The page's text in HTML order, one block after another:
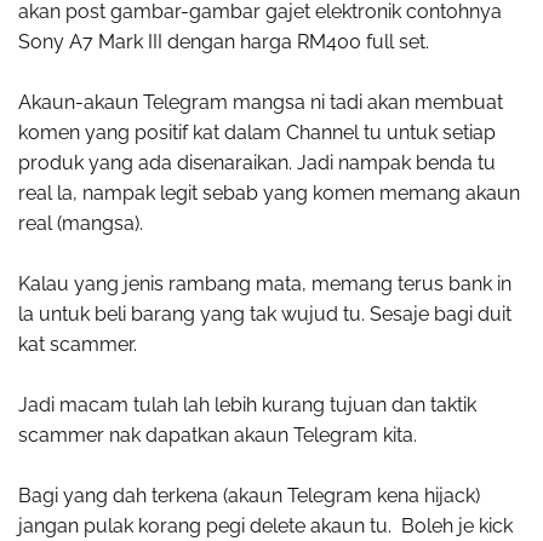
akan post gambar-gambar gajet elektronik contohnya
Sony A7 Mark III dengan harga RM400 full set.
Akaun-akaun Telegram mangsa ni tadi akan membuat
komen yang positif kat dalam Channel tu untuk setiap
produk yang ada disenaraikan. Jadi nampak benda tu
real la, nampak legit sebab yang komen memang akaun
real (mangsa).
Kalau yang jenis rambang mata, memang terus bank in
la untuk beli barang yang tak wujud tu. Sesaje bagi duit
kat scammer.
Jadi macam tulah lah lebih kurang tujuan dan taktik
scammer nak dapatkan akaun Telegram kita.
Bagi yang dah terkena (akaun Telegram kena hijack)
jangan pulak korang pegi delete akaun tu. Boleh je kick